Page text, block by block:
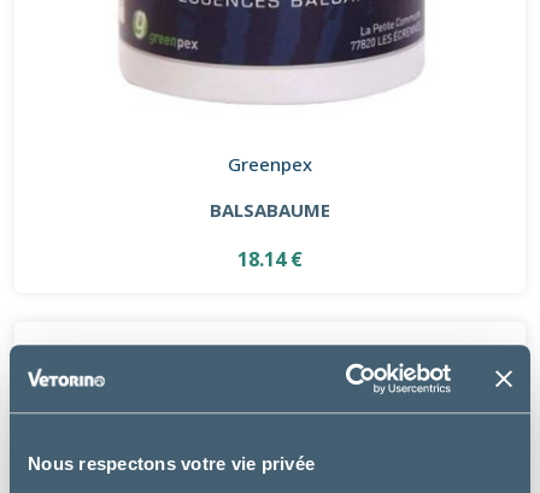
Nous respectons votre vie privée
Greenpex
BALSABAUME
18.14 €